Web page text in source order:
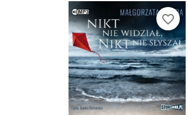
favorite_border